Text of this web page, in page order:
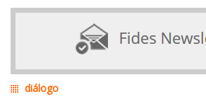
diálogo